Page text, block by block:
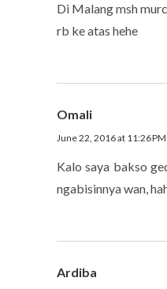
Di Malang msh
rb ke atas hehe
Omali
June 22, 2016 at 11:26 PM
Kalo saya bakso
ngabisinnya wan,
Ardiba